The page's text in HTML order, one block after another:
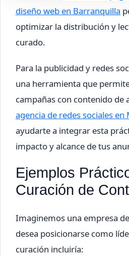
diseño web en Barranquilla
optimizar la distribución y
curado.
Para la publicidad y redes
una herramienta que
campañas con contenido de
agencia de redes sociales en
ayudarte a integrar esta
impacto y alcance de tus
Ejemplos
Curación de
Imaginemos una empresa
desea posicionarse como
curación incluiría: